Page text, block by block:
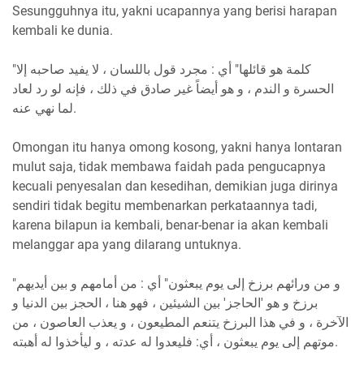
Sesungguhnya itu, yakni ucapannya yang berisi harapan
kembali ke dunia.
"كلمة هو قائلها" أي : مجرد قول باللسان ، لا يفيد صاحبه إلا
الحسرة و الندم ، و هو أيضاً غير صادق في ذلك ، فإنه لو رد لعاد
لما نهي عنه.
Omongan itu hanya omong kosong, yakni hanya lontaran
mulut saja, tidak membawa faidah pada pengucapnya
kecuali penyesalan dan kesedihan, demikian juga dirinya
sendiri tidak begitu membenarkan perkataannya tadi,
karena bilapun ia kembali, benar-benar ia akan kembali
melanggar apa yang dilarang untuknya.
"و من ورائهم برزخ إلى يوم يبعثون" أي : من أمامهم و بين أيديهم
برزخ و هو 'الحاجز' بين الشيئين ، فهو هنا ، الحجز بين الدنيا و
الآخرة ، و في هذا البرزخ يتنعم المطيعون ، و يعذب العاصون ، من
موتهم إلى يوم يبعثون ، أي: فليعدوا له عدته ، و ليأخذوا له أهبته.